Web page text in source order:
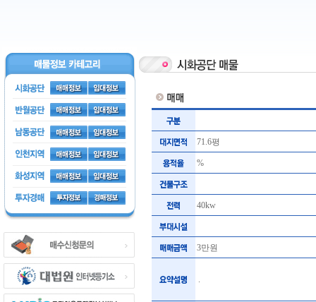
71.6평
%
40kw
3만원
.